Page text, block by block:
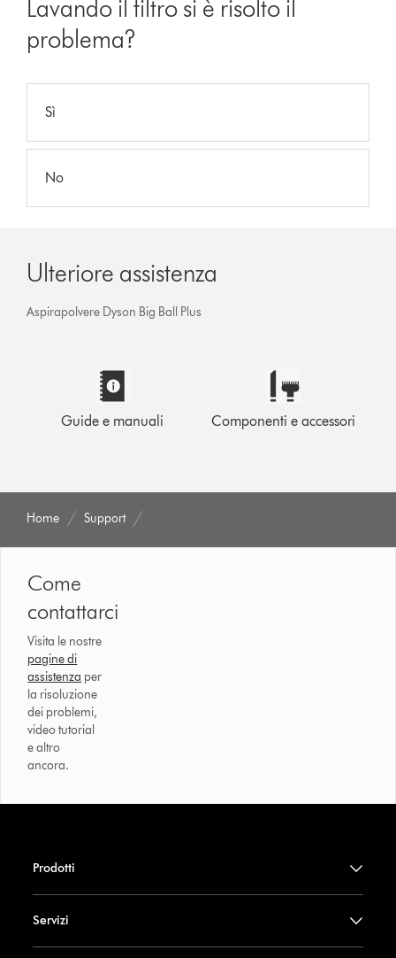
Lavando il filtro si è risolto il
problema?
Sì
No
Ulteriore assistenza
Aspirapolvere Dyson Big Ball Plus
Guide e manuali Componenti e accessori
Home Support
Come
contattarci
Visita le nostre
pagine di
assistenza per
la risoluzione
dei problemi,
video tutorial
e altro
ancora.
Prodotti
Servizi